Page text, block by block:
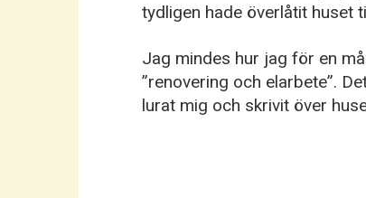
tydligen hade överlåtit huset
Jag mindes hur jag för en
”renovering och elarbete”.
lurat mig och skrivit över